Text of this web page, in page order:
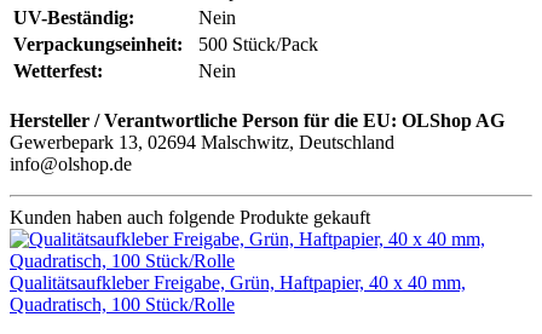
UV-Beständig:
Nein
Verpackungseinheit:
500 Stück/Pack
Wetterfest:
Nein
Hersteller / Verantwortliche Person für die EU: OLShop AG
Gewerbepark 13, 02694 Malschwitz, Deutschland
info@olshop.de
Kunden haben auch folgende Produkte gekauft
Qualitätsaufkleber Freigabe, Grün, Haftpapier, 40 x 40 mm,
Quadratisch, 100 Stück/Rolle